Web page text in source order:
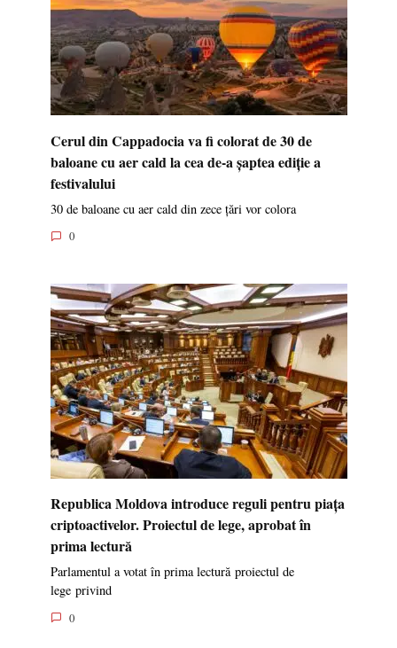
Cerul din Cappadocia va fi colorat de 30 de
baloane cu aer cald la cea de-a șaptea ediție a
festivalului
30 de baloane cu aer cald din zece țări vor colora
0
Republica Moldova introduce reguli pentru piața
criptoactivelor. Proiectul de lege, aprobat în
prima lectură
Parlamentul a votat în prima lectură proiectul de
lege privind
0